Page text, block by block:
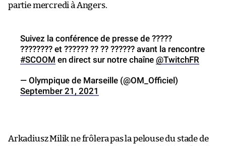
partie mercredi à Angers.
Suivez la conférence de presse de ?????
???????? et ?????? ?? ?? ?????? avant la rencontre
#SCOOM en direct sur notre chaîne @TwitchFR
— Olympique de Marseille (@OM_Officiel)
September 21, 2021
Arkadiusz Milik ne frôlera pas la pelouse du stade de